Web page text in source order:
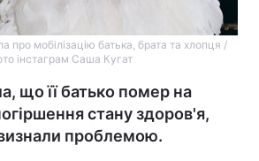
про мобілізацію батька, брата та хлопця /
інстаграм Саша Кугат
що її батько помер на
стану здоров'я,
проблемою.